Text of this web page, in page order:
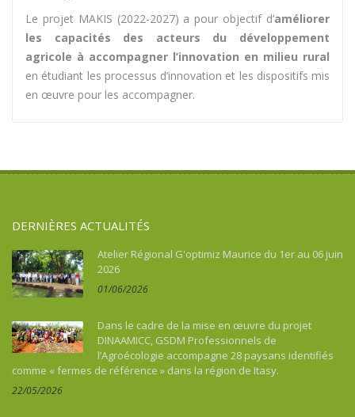
Le projet MAKIS (2022-2027) a pour objectif d’améliorer
les capacités des acteurs du développement
agricole à accompagner l’innovation en milieu rural
en étudiant les processus d’innovation et les dispositifs mis
en œuvre pour les accompagner.
DERNIÈRES ACTUALITÉS
Atelier Régional G'optimiz Maurice du 1er au 06 juin
2026
01/06/2026
Dans le cadre de la mise en œuvre du projet
DINAAMICC, GSDM Professionnels de
l’Agroécologie accompagne 28 paysans identifiés
comme « fermes de référence » dans la région de Itasy.
22/05/2026